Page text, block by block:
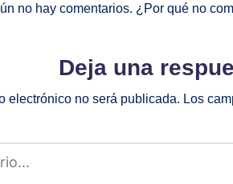
no hay comentarios. ¿Por qué no
Deja una
electrónico no será publicada. Los